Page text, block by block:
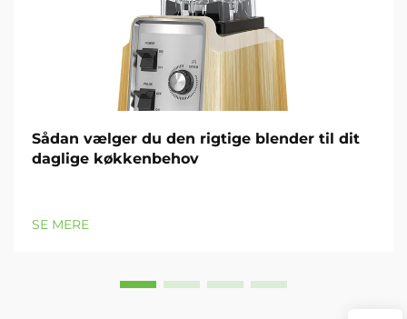
Sådan vælger du den rigtige blender til dit
daglige køkkenbehov
SE MERE